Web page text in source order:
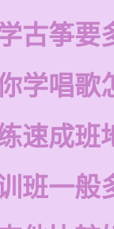
古筝要
学唱歌
速成班
班一般